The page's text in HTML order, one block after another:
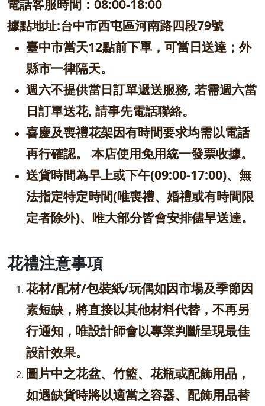
電話客服時間：08:00-18:00
據點地址:台中市西屯區河南路四段79號
臺中市當天12點前下單，可當日送達；外
縣市一律隔天。
週六不提供當日訂單遞送服務, 若需週六當
日訂單送花, 請事先電話聯絡。
喜慶及喪禮花架因有時間要求均需以電話
再行確認。 本店使用免用統一發票收據。
送貨時間為早上或下午(09:00-17:00)、無
法指定特定時間(唯喪禮、婚禮或有時間限
定者除外)、唯大部分皆會安排儘早送達。
花禮注意事項
花材/配材/包裝紙/玩偶如因市場及季節因
素短缺，將直接以其他材料代替，不再另
行通知，唯設計師會以專業判斷呈現最佳
設計效果。
圖片中之花盆、竹籃、花瓶或配飾用品，
如遇缺貨時將以適當之容器、配飾用品替